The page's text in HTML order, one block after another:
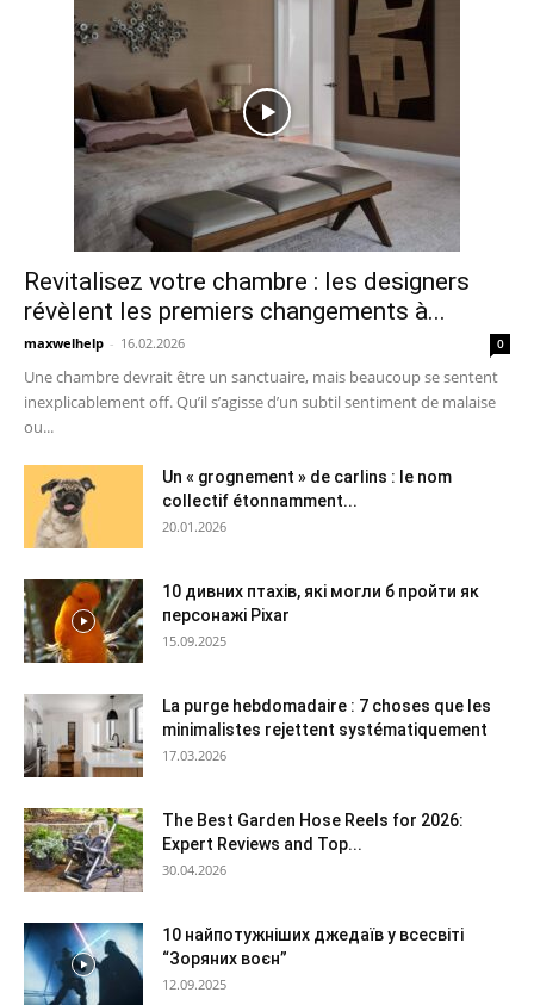
Revitalisez votre chambre : les designers
révèlent les premiers changements à...
maxwelhelp - 16.02.2026 0
Une chambre devrait être un sanctuaire, mais beaucoup se sentent
inexplicablement off. Qu’il s’agisse d’un subtil sentiment de malaise
ou...
Un « grognement » de carlins : le nom
collectif étonnamment...
20.01.2026
10 дивних птахів, які могли б пройти як
персонажі Pixar
15.09.2025
La purge hebdomadaire : 7 choses que les
minimalistes rejettent systématiquement
17.03.2026
The Best Garden Hose Reels for 2026:
Expert Reviews and Top...
30.04.2026
10 найпотужніших джедаїв у всесвіті
“Зоряних воєн”
12.09.2025